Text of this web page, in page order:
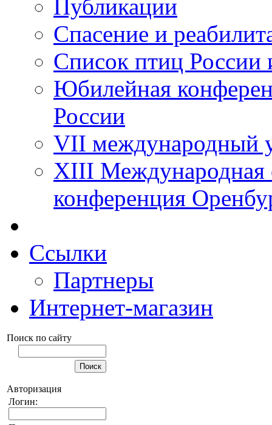
Публикации
Спасение и
Список птиц России
Юбилейная
России
VII международный
XIII Международная
конференция
Ссылки
Партнеры
Интернет-магазин
Поиск по сайту
Авторизация
Логин: